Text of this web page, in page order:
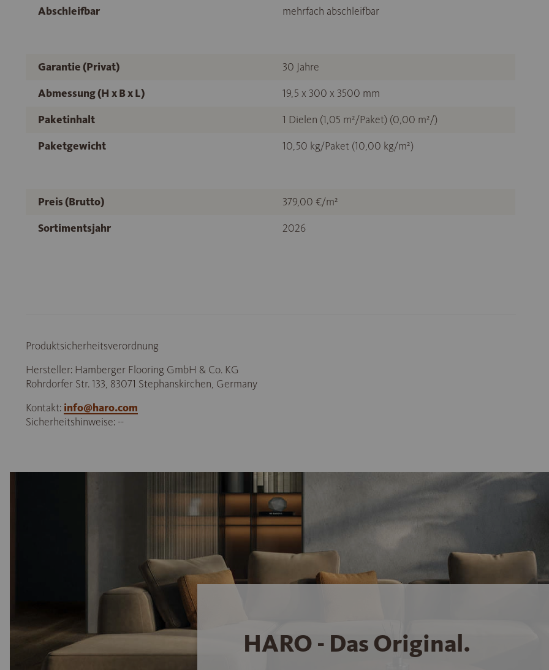
Abschleifbar
mehrfach abschleifbar
Garantie (Privat)
30 Jahre
Abmessung (H x B x L)
19,5 x 300 x 3500 mm
Paketinhalt
1 Dielen (1,05 m²/Paket) (0,00 m²/)
Paketgewicht
10,50 kg/Paket (10,00 kg/m²)
Preis (Brutto)
379,00 €/m²
Sortimentsjahr
2026
Produktsicherheitsverordnung
Hersteller: Hamberger Flooring GmbH & Co. KG
Rohrdorfer Str. 133, 83071 Stephanskirchen, Germany
Kontakt: info@haro.com
Sicherheitshinweise: --
HARO - Das Original.